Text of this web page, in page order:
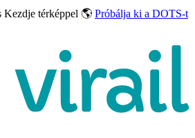
Kezdje térképpel 🌎 Próbálja ki a DOTS-t